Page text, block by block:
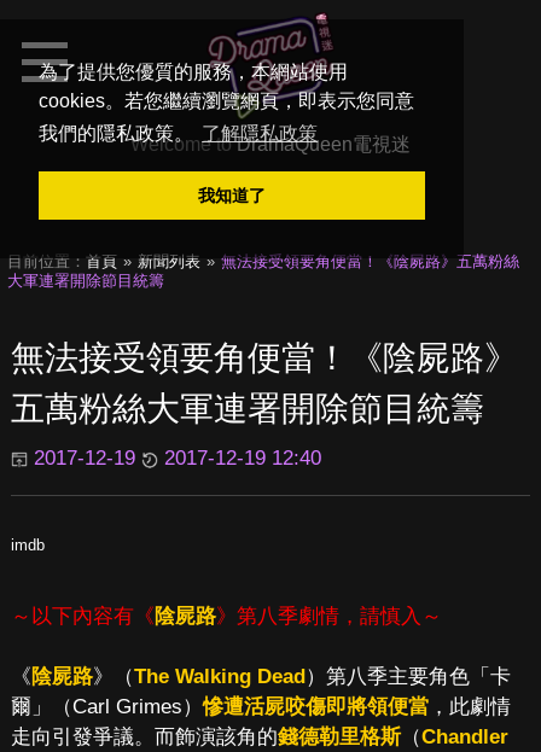
為了提供您優質的服務，本網站使用
cookies。若您繼續瀏覽網頁，即表示您同意
我們的隱私政策。
了解隱私政策
我知道了
Welcome toDramaQueen電視迷
目前位置： 首頁 新聞列表
無法接受領要角便當！《陰屍路》五萬粉絲
大軍連署開除節目統籌
無法接受領要角便當！《陰屍路》
五萬粉絲大軍連署開除節目統籌
2017-12-19 2017-12-19 12:40
imdb
～以下內容有《陰屍路》第八季劇情，請慎入～
《陰屍路》（The Walking Dead）第八季主要角色「卡
爾」（Carl Grimes）慘遭活屍咬傷即將領便當，此劇情
走向引發爭議。而飾演該角的錢德勒里格斯（Chandler